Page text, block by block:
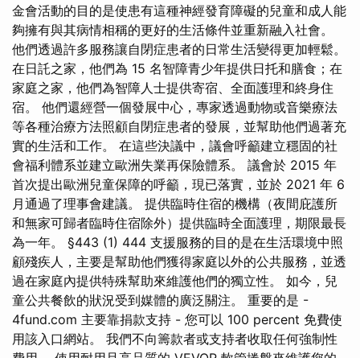
金會活動的目的是使患有這種神經發育障礙的兒童和成人能
夠擁有與其病情相稱的更好的生活條件並重新融入社會。
他們透過許多服務讓自閉症患者的日常生活變得更加輕鬆。
在日託之家，他們為 15 名智障青少年提供日托和膳食；在
家庭之家，他們為智障人士提供寄宿、全面護理和終身住
宿。 他們還經營一個發展中心，專家透過動物或音樂療法
等各種治療方法照顧自閉症患者的發展，並幫助他們過著充
實的生活和工作。 在這些決議中，議會呼籲建立穩固的社
會福利體系並建立歐洲失業再保險體系。 議會於 2015 年
首次提出歐洲兒童保障的呼籲，現已落實，並於 2021 年 6
月通過了理事會建議。 提供臨時住宿的機構（夜間庇護所
和無家可歸者臨時住宿除外）提供臨時全面護理，期限最長
為一年。 §443 (1) 444 支援服務的目的是在生活環境中照
顧殘疾人，主要是幫助他們獲得家庭以外的公共服務，並透
過在家庭內提供特殊幫助來維護他們的獨立性。 如今，兒
童公共餐飲的狀況受到媒體的廣泛關注。 重要的是 -
4fund.com 主要靠捐款支持 - 您可以 100 percent 免費使
用該入口網站。 我們不向籌款者或支持者收取任何強制性